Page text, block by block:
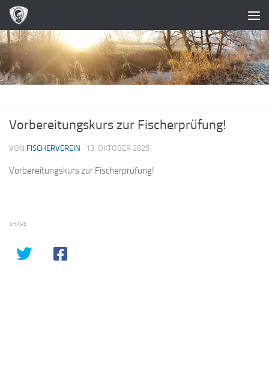
Zum Inhalt springen
Vorbereitungskurs zur Fischerprüfung!
VON FISCHERVEREIN · 13. OKTOBER 2025
Vorbereitungskurs zur Fischerprüfung!
SHARE